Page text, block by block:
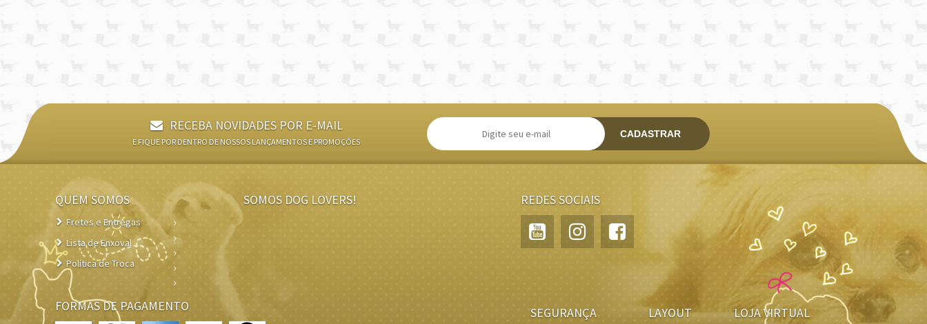
RECEBA NOVIDADES POR E-MAIL
E FIQUE POR DENTRO DE NOSSOS LANÇAMENTOS E PROMOÇÕES
CADASTRAR
QUEM SOMOS
Fretes e Entregas
Lista de Enxoval
Política de Troca
SOMOS DOG LOVERS! REDES SOCIAIS
FORMAS DE PAGAMENTO SEGURANÇA LAYOUT LOJA VIRTUAL